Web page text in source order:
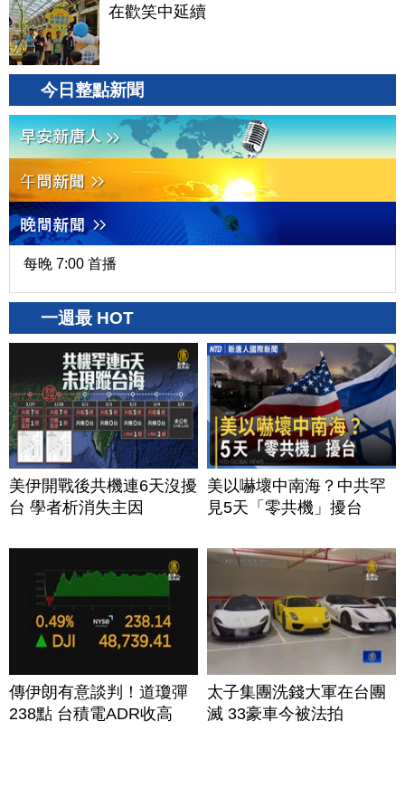
在歡笑中延續
今日整點新聞
每晚 7:00 首播
一週最 HOT
美伊開戰後共機連6天沒擾
台 學者析消失主因
美以嚇壞中南海？中共罕
見5天「零共機」擾台
傳伊朗有意談判！道瓊彈
238點 台積電ADR收高
太子集團洗錢大軍在台團
滅 33豪車今被法拍